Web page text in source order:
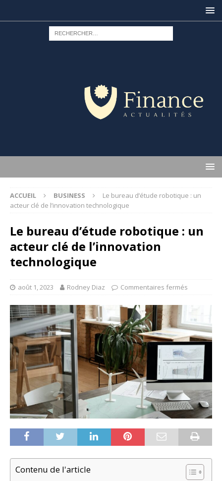
ACCUEIL BUSINESS
Le bureau d’étude robotique : un
acteur clé de l’innovation technologique
Le bureau d’étude robotique : un
acteur clé de l’innovation
technologique
août 1, 2023 Rodney Diaz Commentaires fermés
Contenu de l'article